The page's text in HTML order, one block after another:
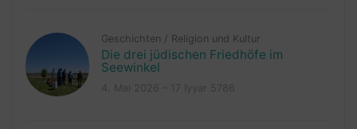
Geschichten / Religion und Kultur
Die drei jüdischen Friedhöfe im
Seewinkel